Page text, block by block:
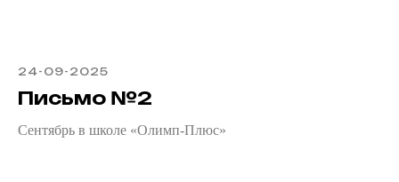
24-09-2025
Письмо №2
Сентябрь в школе «Олимп-Плюс»